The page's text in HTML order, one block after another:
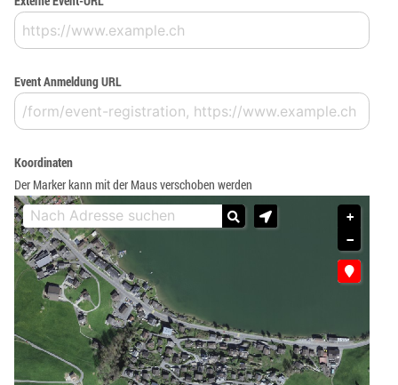
Event Anmeldung URL
Koordinaten
Der Marker kann mit der Maus verschoben werden
+
−